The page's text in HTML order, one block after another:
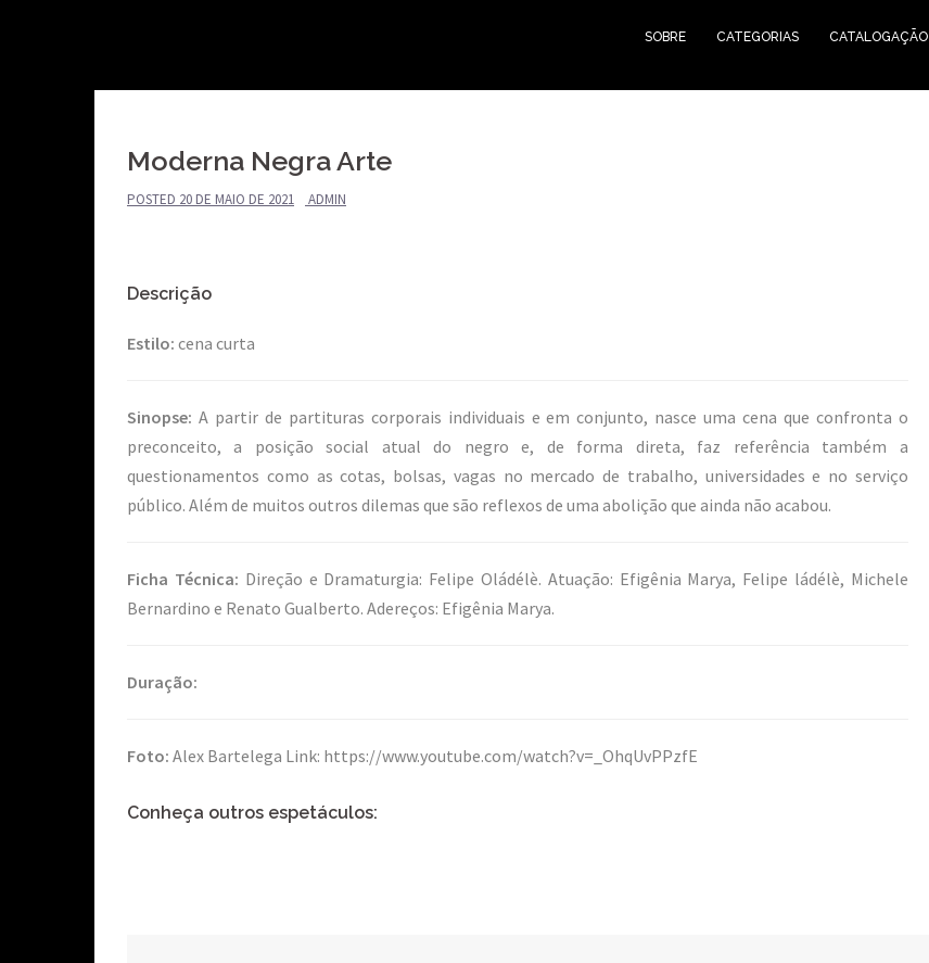
SOBRE CATEGORIAS CATALOGAÇÃO
Moderna Negra Arte
POSTED 20 DE MAIO DE 2021 ADMIN
Descrição
Estilo: cena curta
Sinopse: A partir de partituras corporais individuais e em conjunto, nasce uma cena que confronta o
preconceito, a posição social atual do negro e, de forma direta, faz referência também a
questionamentos como as cotas, bolsas, vagas no mercado de trabalho, universidades e no serviço
público. Além de muitos outros dilemas que são reflexos de uma abolição que ainda não acabou.
Ficha Técnica: Direção e Dramaturgia: Felipe Oládélè. Atuação: Efigênia Marya, Felipe ládélè, Michele
Bernardino e Renato Gualberto. Adereços: Efigênia Marya.
Duração:
Foto: Alex Bartelega Link: https://www.youtube.com/watch?v=_OhqUvPPzfE
Conheça outros espetáculos: